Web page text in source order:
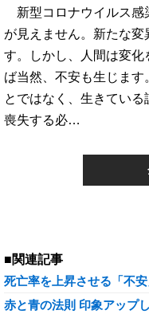
新型コロナウイルス感
が見えません。新たな
す。しかし、人間は変
ば当然、不安も生じます
とではなく、生きてい
喪失する必…
■関連記事
死亡率を上昇させる「不
赤と青の法則 印象アップ